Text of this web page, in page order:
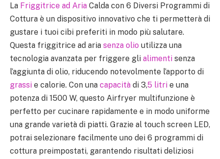
La Friggitrice ad Aria Calda con 6 Diversi Programmi di
Cottura è un dispositivo innovativo che ti permetterà di
gustare i tuoi cibi preferiti in modo più salutare.
Questa friggitrice ad aria senza olio utilizza una
tecnologia avanzata per friggere gli alimenti senza
l’aggiunta di olio, riducendo notevolmente l’apporto di
grassi e calorie. Con una capacità di 3,5 litri e una
potenza di 1500 W, questo Airfryer multifunzione è
perfetto per cucinare rapidamente e in modo uniforme
una grande varietà di piatti. Grazie al touch screen LED,
potrai selezionare facilmente uno dei 6 programmi di
cottura preimpostati, garantendo risultati deliziosi